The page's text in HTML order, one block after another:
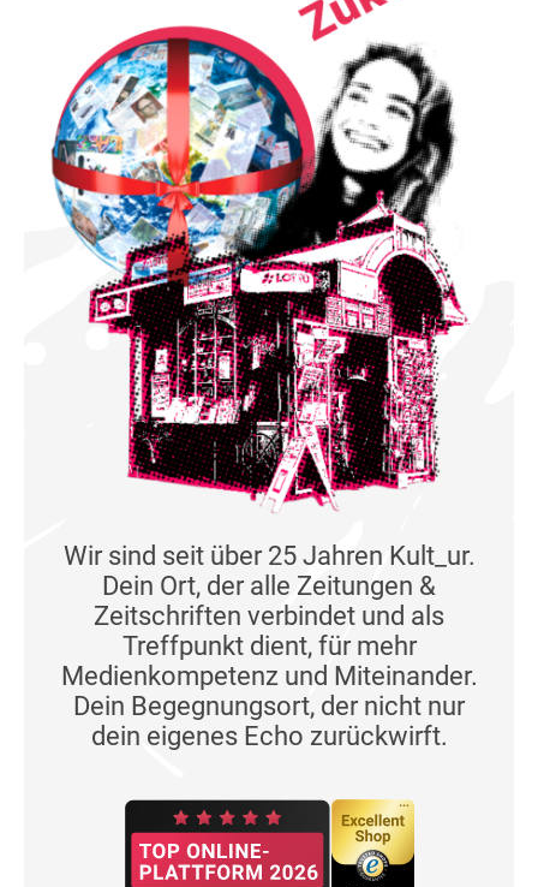
Wir sind seit über 25 Jahren Kult_ur.
Dein Ort, der alle Zeitungen &
Zeitschriften verbindet und als
Treffpunkt dient, für mehr
Medienkompetenz und Miteinander.
Dein Begegnungsort, der nicht nur
dein eigenes Echo zurückwirft.